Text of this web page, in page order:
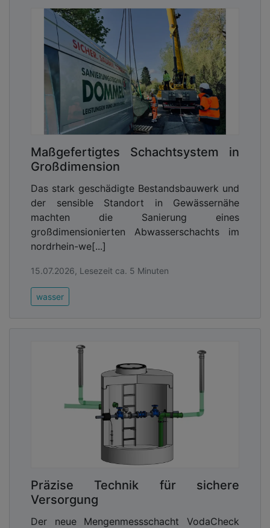
Maßgefertigtes Schachtsystem in
Großdimension
Das stark geschädigte Bestandsbauwerk und
der sensible Standort in Gewässernähe
machten die Sanierung eines
großdimensionierten Abwasserschachts im
nordrhein-we[...]
15.07.2026, Lesezeit ca. 5 Minuten
wasser
Präzise Technik für sichere
Versorgung
Der neue Mengenmessschacht VodaCheck